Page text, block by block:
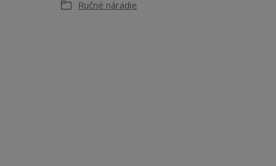
Ručné náradie